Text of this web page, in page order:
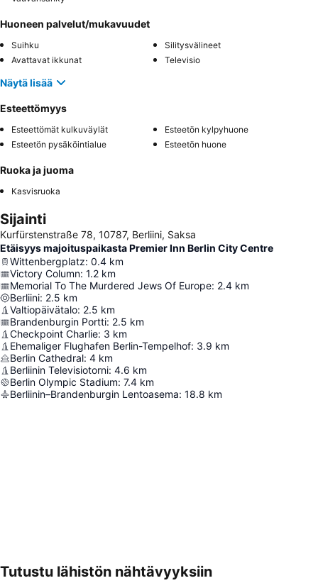
Huoneen palvelut/mukavuudet
Suihku
Silitysvälineet
Avattavat ikkunat
Televisio
Näytä lisää
Esteettömyys
Esteettömät kulkuväylät
Esteetön kylpyhuone
Esteetön pysäköintialue
Esteetön huone
Ruoka ja juoma
Kasvisruoka
Sijainti
Kurfürstenstraße 78, 10787, Berliini, Saksa
Etäisyys majoituspaikasta Premier Inn Berlin City Centre
Wittenbergplatz: 0.4 km
Victory Column: 1.2 km
Memorial To The Murdered Jews Of Europe: 2.4 km
Berliini: 2.5 km
Valtiopäivätalo: 2.5 km
Brandenburgin Portti: 2.5 km
Checkpoint Charlie: 3 km
Ehemaliger Flughafen Berlin-Tempelhof: 3.9 km
Berlin Cathedral: 4 km
Berliinin Televisiotorni: 4.6 km
Berlin Olympic Stadium: 7.4 km
Berliinin–Brandenburgin Lentoasema: 18.8 km
Tutustu lähistön nähtävyyksiin